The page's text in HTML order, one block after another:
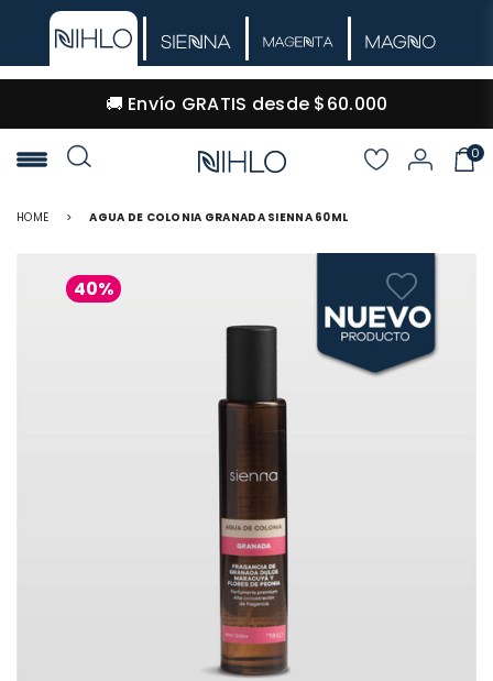
🚚 Envío GRATIS desde $60.000
NIHLO
0
HOME > AGUA DE COLONIA GRANADA SIENNA 60ML
40%